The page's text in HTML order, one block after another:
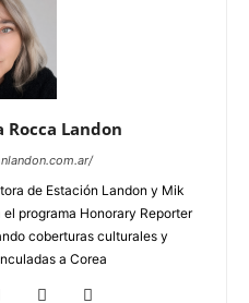
Landon
de Estación Landon y Mik
programa Honorary Reporter
coberturas culturales y
a Corea